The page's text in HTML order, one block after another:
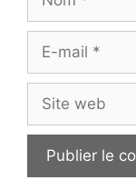
mail
web